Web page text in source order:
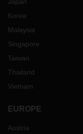
Korea
Malaysia
Singapore
Taiwan
Thailand
Vietnam
EUROPE
Austria